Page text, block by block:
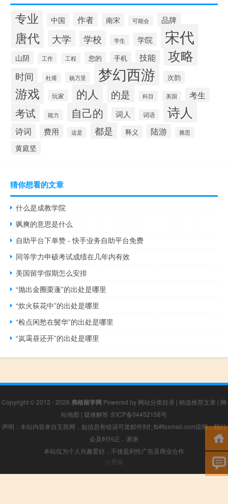
专业 中国 作者 南宋 可能会 品牌
唐代 大学 学校 学生 学院 宋代
山阴 工作 工程 您的 手机 技能 攻略
时间 杜甫 杨万里 梦幻西游 次韵
游戏 玩家 的人 的是 科目 美国 考生
考试 能力 自己的 词人 词语 诗人
诗词 费用 这是 都是 释义 陆游 雅思
黄庭坚
猜你想看的文章
什么是成教学院
飒爽的意思是什么
自助平台下单赞 - 快手业务自助平台免费
同等学力申硕考试成绩在几年内有效
美国留学假期怎么安排
“抛出金圈栗蓬”的出处是哪里
“炊火荻花中”的出处是哪里
“检点闲愁在鬓华”的出处是哪里
“岚霭昼还开”的出处是哪里
Copyright © 2012 - 2026 弗格留学网 Powered by 网站分类目录 | 精选推荐文章 | 网
站地图 | 疑难解答 京ICP备04452158号
声明：本站内容来自互联网，如信息有错误可发邮件到f_fb#foxmail.com说明，我们
会及时纠正，谢谢
本站仅为个人兴趣爱好，不接盈利性广告及商业合作
小男孩